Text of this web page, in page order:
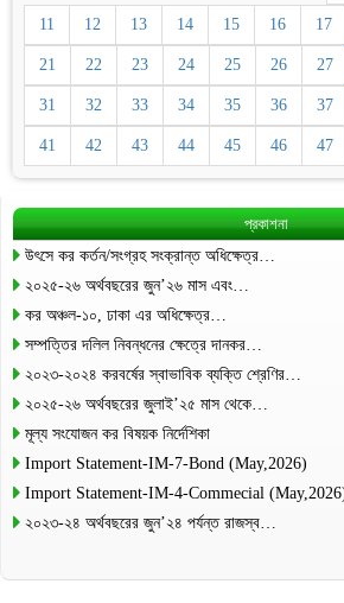
11 12 13 14 15 16 17
21 22 23 24 25 26 27
31 32 33 34 35 36 37
41 42 43 44 45 46 47
প্রকাশনা
উৎসে কর কর্তন/সংগ্রহ সংক্রান্ত অধিক্ষেত্র…
২০২৫-২৬ অর্থবছরের জুন’২৬ মাস এবং…
কর অঞ্চল-১০, ঢাকা এর অধিক্ষেত্র…
সম্পত্তির দলিল নিবন্ধনের ক্ষেত্রে দানকর…
২০২৩-২০২৪ করবর্ষের স্বাভাবিক ব্যক্তি শ্রেণির…
২০২৫-২৬ অর্থবছরের জুলাই’২৫ মাস থেকে…
মূল্য সংযোজন কর বিষয়ক নির্দেশিকা
Import Statement-IM-7-Bond (May,2026)
Import Statement-IM-4-Commecial
২০২৩-২৪ অর্থবছরের জুন’২৪ পর্যন্ত রাজস্ব…